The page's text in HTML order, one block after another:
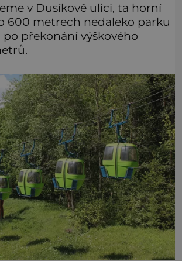
v Dusíkově ulici, ta horní
600 metrech nedaleko parku
překonání výškového